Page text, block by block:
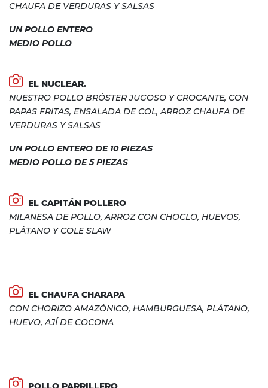
CHAUFA DE VERDURAS Y SALSAS
UN POLLO ENTERO
MEDIO POLLO
EL NUCLEAR.
NUESTRO POLLO BRÓSTER JUGOSO Y CROCANTE, CON
PAPAS FRITAS, ENSALADA DE COL, ARROZ CHAUFA DE
VERDURAS Y SALSAS
UN POLLO ENTERO DE 10 PIEZAS
MEDIO POLLO DE 5 PIEZAS
EL CAPITÁN POLLERO
MILANESA DE POLLO, ARROZ CON CHOCLO, HUEVOS,
PLÁTANO Y COLE SLAW
EL CHAUFA CHARAPA
CON CHORIZO AMAZÓNICO, HAMBURGUESA, PLÁTANO,
HUEVO, AJÍ DE COCONA